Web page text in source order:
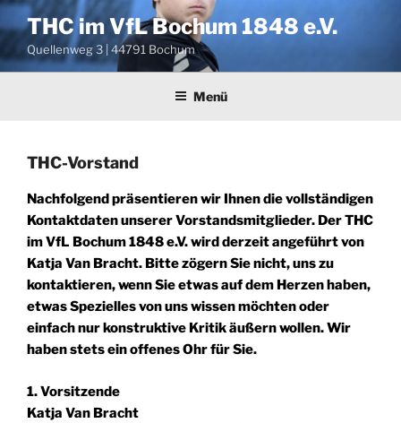
Zum
Inhalt
springen
THC im VfL Bochum 1848 e.V.
Quellenweg 3 | 44791 Bochum
Menü
THC-Vorstand
Nachfolgend präsentieren wir Ihnen die vollständigen
Kontaktdaten unserer Vorstandsmitglieder. DerTHC
im VfL Bochum 1848 e.V.wird derzeit angeführt von
Katja Van Bracht. Bitte zögern Sie nicht, uns zu
kontaktieren, wenn Sie etwas auf dem Herzen haben,
etwas Spezielles von uns wissen möchten oder
einfach nur konstruktive Kritik äußern wollen. Wir
haben stets ein offenes Ohr für Sie.
1. Vorsitzende
Katja Van Bracht